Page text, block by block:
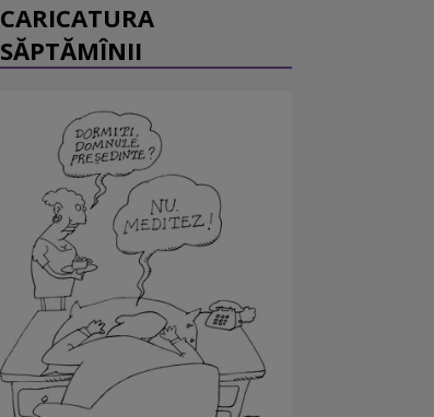
CARICATURA
SĂPTĂMÎNII